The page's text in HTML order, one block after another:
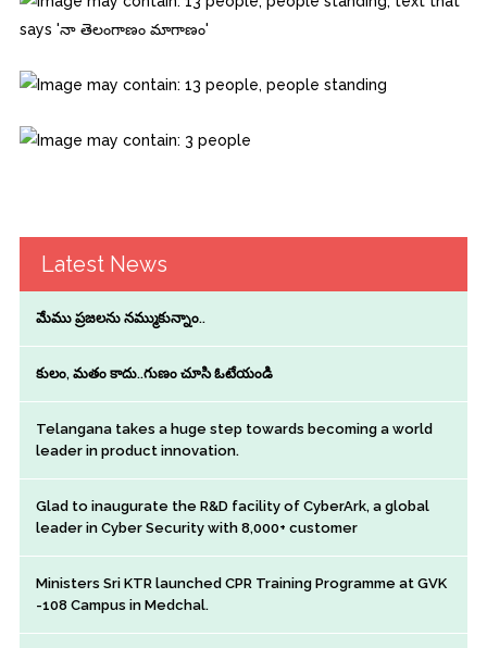
Latest News
మేము ప్రజలను నమ్ముకున్నాం..
కులం, మతం కాదు..గుణం చూసి ఓటేయండి
Telangana takes a huge step towards becoming a world
leader in product innovation.
Glad to inaugurate the R&D facility of CyberArk, a global
leader in Cyber Security with 8,000+ customer
Ministers Sri KTR launched CPR Training Programme at GVK
-108 Campus in Medchal.